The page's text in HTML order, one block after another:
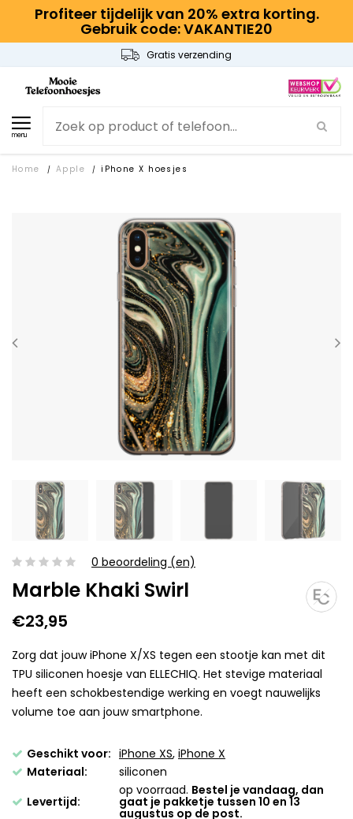
Profiteer tijdelijk van 20% extra korting.
Gebruik code: VAKANTIE20
Gratis verzending
menu
Home / Apple / iPhone X hoesjes
0 beoordeling (en)
Marble Khaki Swirl
€23,95
Zorg dat jouw iPhone X/XS tegen een stootje kan met dit
TPU siliconen hoesje van ELLECHIQ. Het stevige materiaal
heeft een schokbestendige werking en voegt nauwelijks
volume toe aan jouw smartphone.
Geschikt voor: iPhone XS, iPhone X
Materiaal:
siliconen
Levertijd:
op voorraad. Bestel je vandaag, dan
gaat je pakketje tussen 10 en 13
augustus op de post.